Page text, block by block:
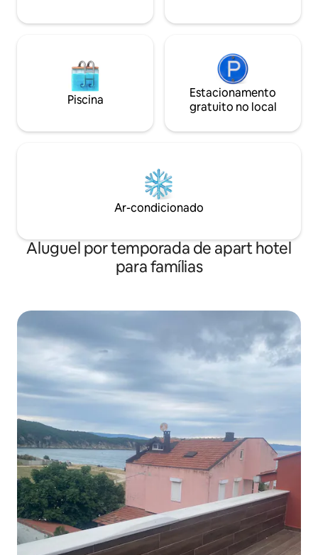
Piscina
Estacionamento
gratuito no local
Ar-condicionado
Aluguel por temporada de apart hotel
para famílias